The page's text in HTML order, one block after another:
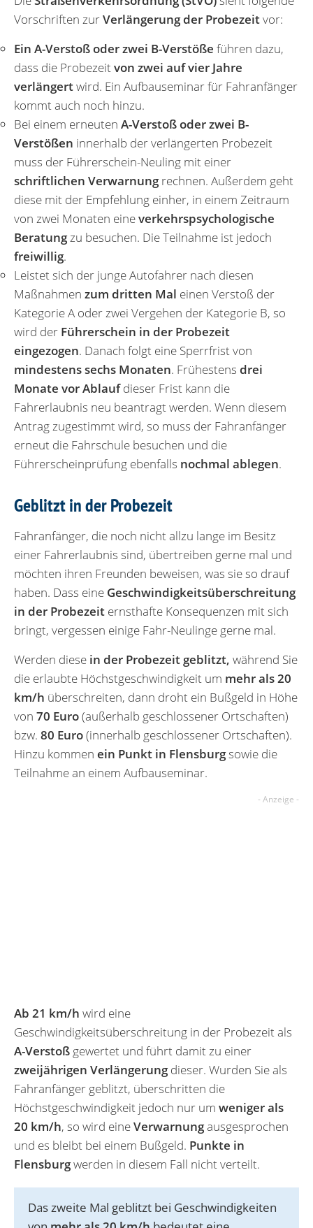
Vorschriften zurVerlängerung der Probezeitvor:
Ein A-Verstoß oder zwei B-Verstöße führen dazu,
dass die Probezeit von zwei auf vier Jahre
verlängertwird. Ein Aufbauseminar für Fahranfänger
kommt auch noch hinzu.
Bei einem erneuten A-Verstoß oder zwei B-
Verstößen innerhalb der verlängerten Probezeit
muss der Führerschein-Neuling mit einer
schriftlichen Verwarnungrechnen. Außerdem geht
diese mit der Empfehlung einher, in einem Zeitraum
von zwei Monaten eineverkehrspsychologische
Beratungzu besuchen. Die Teilnahme ist jedoch
freiwillig.
Leistet sich der junge Autofahrer nach diesen
Maßnahmen zum dritten Mal einen Verstoß der
Kategorie A oder zwei Vergehen der Kategorie B, so
wird der Führerschein in der Probezeit
eingezogen. Danach folgt eine Sperrfrist von
mindestens sechs Monaten. Frühestens drei
Monate vor Ablaufdieser Frist kann die
Fahrerlaubnis neu beantragt werden. Wenn diesem
Antrag zugestimmt wird, so muss der Fahranfänger
erneut die Fahrschule besuchen und die
Führerscheinprüfung ebenfalls nochmal ablegen.
Geblitzt in der Probezeit
Fahranfänger, die noch nicht allzu lange im Besitz
einer Fahrerlaubnis sind, übertreiben gerne mal und
möchten ihren Freunden beweisen, was sie so drauf
haben. Dass eine Geschwindigkeitsüberschreitung
in der Probezeit ernsthafte Konsequenzen mit sich
bringt, vergessen einige Fahr-Neulinge gerne mal.
Werden diese in der Probezeit geblitzt, während Sie
die erlaubte Höchstgeschwindigkeit um mehr als 20
km/h überschreiten, dann droht ein Bußgeld in Höhe
von 70 Euro(außerhalb geschlossener Ortschaften)
bzw. 80 Euro(innerhalb geschlossener Ortschaften).
Hinzu kommen ein Punkt in Flensburgsowie die
Teilnahme an einem Aufbauseminar.
Ab 21 km/h wird eine
Geschwindigkeitsüberschreitung in der Probezeit als
A-Verstoß gewertet und führt damit zu einer
zweijährigen Verlängerungdieser. Wurden Sie als
Fahranfänger geblitzt, überschritten die
Höchstgeschwindigkeit jedoch nur um weniger als
20 km/h, so wird eineVerwarnungausgesprochen
und es bleibt bei einem Bußgeld. Punkte in
Flensburgwerden in diesem Fall nicht verteilt.
Das zweite Mal geblitzt bei Geschwindigkeiten